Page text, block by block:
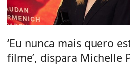
‘Eu nunca mais quero
filme’, dispara Michelle